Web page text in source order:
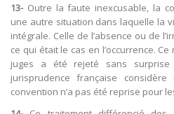
13-Outre la faute inexcusable, la
une autre situation dans laquelle la
intégrale. Celle de l’absence ou de
ce qui était le cas en l’occurrence.
juges a été rejeté sans
jurisprudence française
convention n’a pas été reprise pour